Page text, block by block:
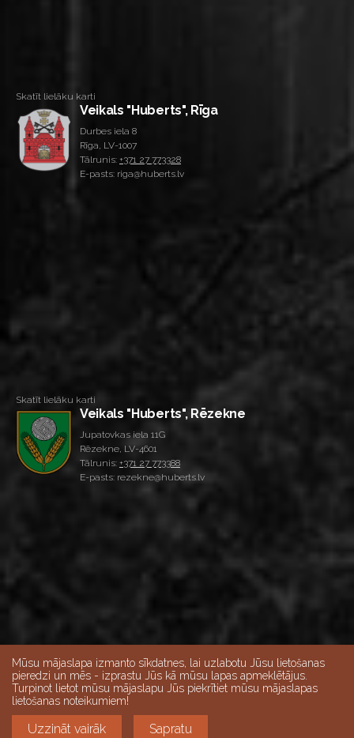
Skatīt lielāku karti
Veikals "Huberts", Rīga
Durbes iela 8
Rīga, LV-1007
Tālrunis: +371 27 773328
E-pasts: riga@huberts.lv
Skatīt lielāku karti
Veikals "Huberts", Rēzekne
Jupatovkas iela 11G
Rēzekne, LV-4601
Tālrunis: +371 27 773388
E-pasts: rezekne@huberts.lv
Skatīt lielāku karti
Darba dienās 10:00-18:00, Sestdienās 9:00-15:00,
Mūsu mājaslapa izmanto sīkdatnes, lai uzlabotu Jūsu lietošanas
pieredzi un mēs - izprastu Jūs kā mūsu lapas apmeklētājus.
Turpinot lietot mūsu mājaslapu Jūs piekrītiet mūsu mājaslapas
lietošanas noteikumiem!
Uzzināt vairāk Sapratu